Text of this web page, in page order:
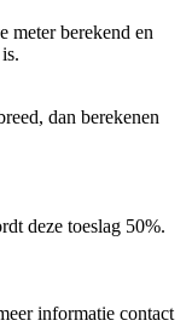
meter berekend en
dan berekenen
deze toeslag 50%.
informatie contact